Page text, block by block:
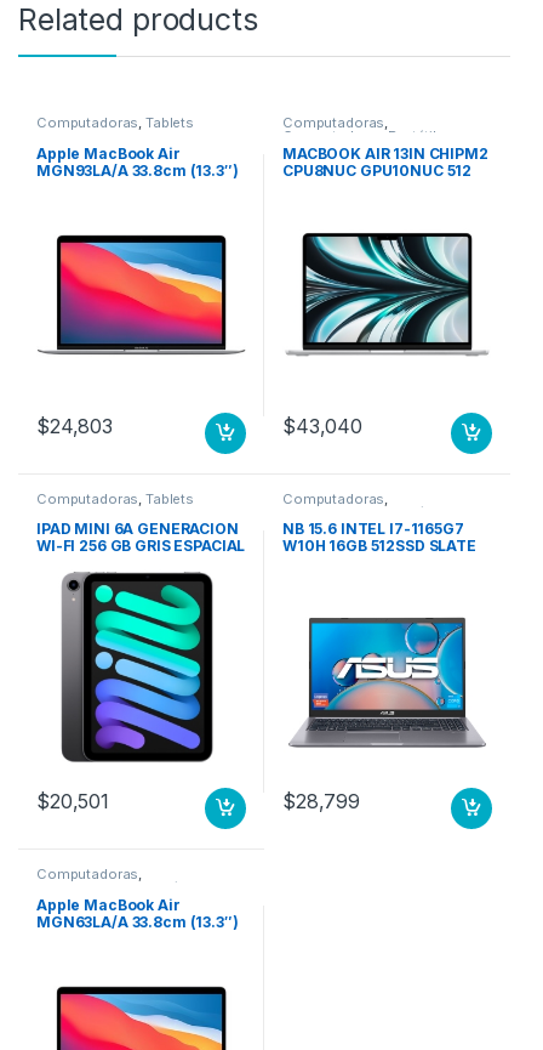
Related products
Computadoras,Tablets
Apple MacBook Air
MGN93LA/A 33.8cm (13.3″)
256GB SSD – Plata – macOS
Big Sur – Pantalla Retina,
Tecnología True Tone,
Tecnología conmutación
en el mismo plano (In-
plane Switching, IPS) – 15Ho
8N GPU 7N 256 GB SSD
PLATA
$24,803
Computadoras,
Computadoras Portátiles
MACBOOK AIR 13IN CHIPM2
CPU8NUC GPU10NUC 512
$43,040
Computadoras ,Tablets
IPAD MINI 6A GENERACION
WI-FI 256 GB GRIS ESPACIAL
$20,501
Computadoras
Computadoras Portátiles
NB 15.6 INTEL I7-1165G7
W10H 16GB 512SSD SLATE
$28,799
Computadoras,
Computadoras Portátiles
Apple MacBook Air
MGN63LA/A 33.8cm (13.3″)
256GB SSD – Gris – macOS
Big Sur – Pantalla Retina,
Tecnología True Tone,
Tecnología conmutación